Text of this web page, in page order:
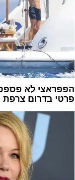
הפפראצי לא
פרטי בדרום צרפת